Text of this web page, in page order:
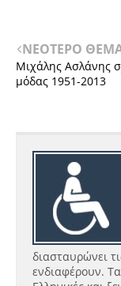
ΝΕΟΤΕΡΟ
Μιχάλης Ασλάνης
μόδας 1951-2013
διασταυρώνει
ενδιαφέρουν.